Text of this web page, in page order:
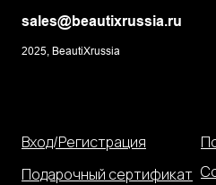
sales@beautixrussia.ru
2025, BeautiXrussia
Вход/Регистрация
Подарочный сертификат